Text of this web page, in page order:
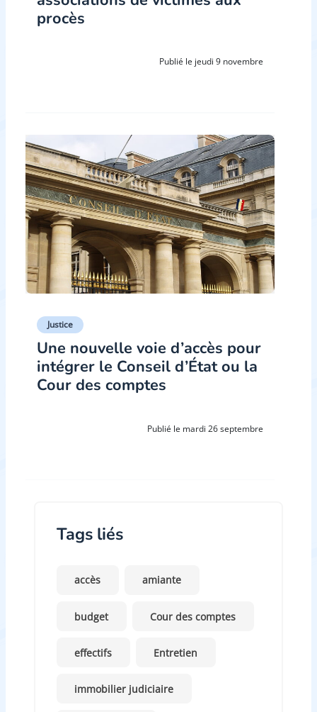
procès
Publié le jeudi 9 novembre
Justice
Une nouvelle voie d’accès pour
intégrer le Conseil d’État ou la
Cour des comptes
Publié le mardi 26 septembre
Tags liés
accès amiante
budget Cour des comptes
effectifs Entretien
immobilier judiciaire